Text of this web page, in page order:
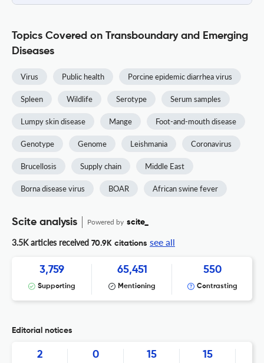
Topics Covered on Transboundary and Emerging
Diseases
Virus Public health Porcine epidemic diarrhea virus
Spleen Wildlife Serotype Serum samples
Lumpy skin disease Mange Foot-and-mouth disease
Genotype Genome Leishmania Coronavirus
Brucellosis Supply chain Middle East
Borna disease virus BOAR African swine fever
Scite analysis Powered by scite_
3.5K articles received 70.9K citations see all
3,759
Supporting
65,451
Mentioning
550
Contrasting
Editorial notices
2 0 15 15